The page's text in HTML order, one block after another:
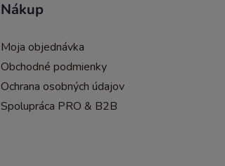
Nákup
Moja objednávka
Obchodné podmienky
Ochrana osobných údajov
Spolupráca PRO & B2B